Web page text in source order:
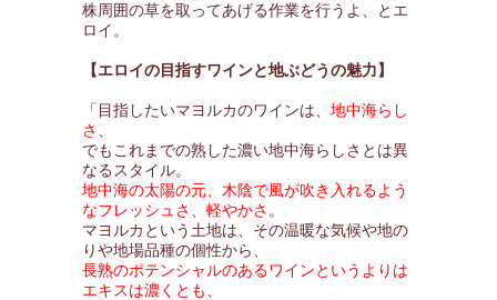
株周囲の草を取ってあげる作業を行うよ、とエ
ロイ。
【エロイの目指すワインと地ぶどうの魅力】
「目指したいマヨルカのワインは、 地中海らし
さ
でもこれまでの熟した濃い地中海らしさとは異
なるスタイル。
地中海の太陽の元、木陰で風が吹き入れるよう
なフレッシュさ、軽やかさ 。
マヨルカという土地は、その温暖な気候や地の
りや地場品種の個性から、
長熟のポテンシャルのあるワインというよりは
エキスは濃くとも、